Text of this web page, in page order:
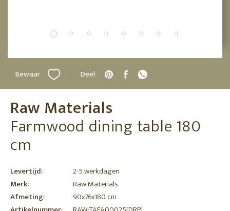
Bewaar Deel
Raw Materials
Farmwood dining table 180
cm
Levertijd:
2-5 werkdagen
Merk:
Raw Materials
Afmeting:
90x76x180 cm